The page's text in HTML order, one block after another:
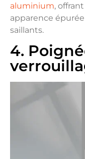
aluminium,
apparence
saillants.
4.